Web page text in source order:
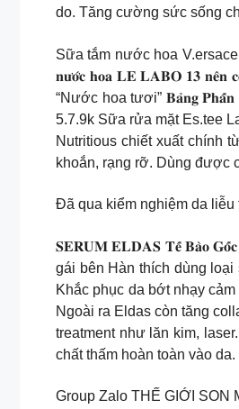
do. Tăng cường sức sống
Sữa tắm nước hoa
𝐧𝐮̛𝐨̛́𝐜 𝐡𝐨𝐚 𝐋𝐄 𝐋𝐀𝐁𝐎 𝟏𝟑 𝐧𝐞̂𝐧
“Nước hoa tươi” 𝐁𝐚̉𝐧𝐠
5.7.9k Sữa rửa mặt Es.tee
Nutritious chiết xuất chính
khoắn, rạng rỡ. Dùng được
Đã qua kiểm nghiệm da liễu
𝐒𝐄𝐑𝐔𝐌 𝐄𝐋𝐃𝐀𝐒 𝐓𝐞̂́ 𝐁𝐚̀𝐨 𝐆𝐨̂́𝐜
gái bên Hàn thích dùng
Khắc phục da bớt nhạy
Ngoài ra Eldas còn tăng
treatment như lăn kim,
chất thấm hoàn toàn vào da.
Group Zalo THẾ GIỚI SON